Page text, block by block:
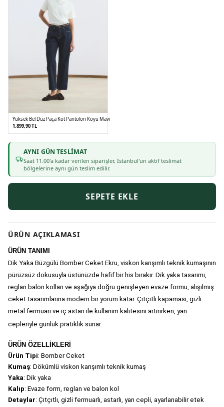
Yüksek Bel Düz Paça Kot Pantolon Koyu Mavi
1.899,90 TL
36 38 40
AYNI GÜN TESLIMAT
Saat 11 .00'a kadar verilen siparişler, İstanbul'un aktif teslimat
bölgelerine aynı gün teslim edilir.
SEPETE EKLE
ÜRÜN AÇIKLAMASI
ÜRÜN TANIMI
Dik Yaka Büzgülü Bomber Ceket Ekru, viskon karışımlı teknik kumaşının
pürüzsüz dokusuyla üstünüzde hafif bir his bırakır. Dik yaka tasarımı,
reglan balon kolları ve aşağıya doğru genişleyen evaze formu, alışılmış
ceket tasarımlarına modern bir yorum katar. Çıtçıtlı kapaması, gizli
metal fermuarı ve iç astarı ile kullanım kalitesini artırırken, yan
cepleriyle günlük pratiklik sunar.
ÜRÜN ÖZELLİKLERİ
Ürün Tipi: Bomber Ceket
Kumaş: Dökümlü viskon karışımlı teknik kumaş
Yaka: Dik yaka
Kalıp: Evaze form, reglan ve balon kol
Detaylar: Çıtçıtlı, gizli fermuarlı, astarlı, yan cepli, ayarlanabilir etek